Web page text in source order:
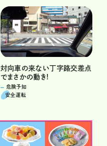
対向車の来ない丁字路交差点
でまさかの動き!
危険予知
安全運転